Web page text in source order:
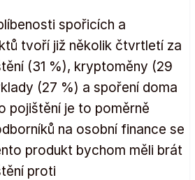
spořicích a
tvoří již několik čtvrtletí za
(31 %), kryptoměny (29
(27 %) a spoření doma
pojištění je to poměrně
na osobní finance se
produkt bychom měli brát
proti